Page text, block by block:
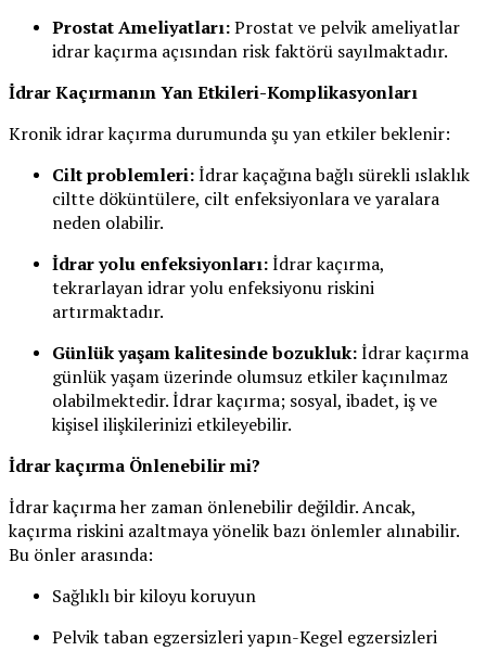
Prostat Ameliyatları:Prostat ve pelvik ameliyatlar
idrar kaçırma açısından risk faktörü sayılmaktadır.
İdrar Kaçırmanın Yan Etkileri-Komplikasyonları
Kronik idrar kaçırma durumunda şu yan etkiler beklenir:
Cilt problemleri:İdrar kaçağına bağlı sürekli ıslaklık
ciltte döküntülere, cilt enfeksiyonlara ve yaralara
neden olabilir.
İdrar yolu enfeksiyonları:İdrar kaçırma,
tekrarlayan idrar yolu enfeksiyonu riskini
artırmaktadır.
Günlük yaşam kalitesinde bozukluk:İdrar kaçırma
günlük yaşam üzerinde olumsuz etkiler kaçınılmaz
olabilmektedir. İdrar kaçırma; sosyal, ibadet, iş ve
kişisel ilişkilerinizi etkileyebilir.
İdrar kaçırma Önlenebilir mi?
İdrar kaçırma her zaman önlenebilir değildir. Ancak,
kaçırma riskini azaltmaya yönelik bazı önlemler alınabilir.
Bu önler arasında:
Sağlıklı bir kiloyu koruyun
Pelvik taban egzersizleri yapın-Kegel egzersizleri